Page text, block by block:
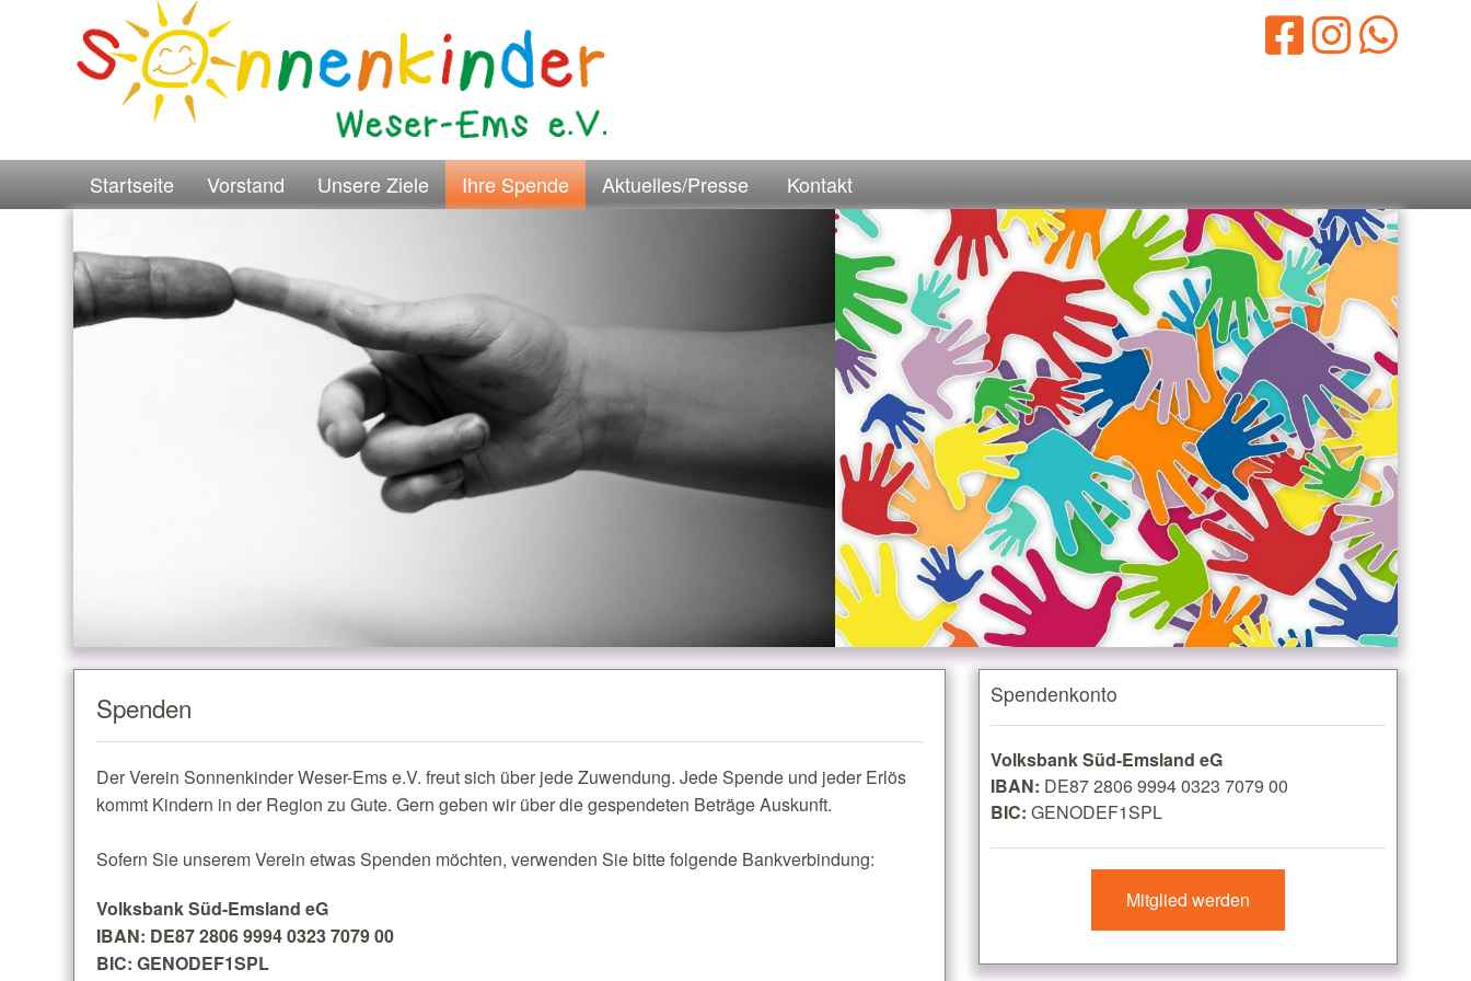
Startseite Vorstand Unsere Ziele Ihre Spende Aktuelles/Presse Kontakt
Spenden
Der Verein Sonnenkinder Weser-Ems e.V. freut sich über jede Zuwendung. Jede Spende und jeder Erlös
kommt Kindern in der Region zu Gute. Gern geben wir über die gespendeten Beträge Auskunft.
Sofern Sie unserem Verein etwas Spenden möchten, verwenden Sie bitte folgende Bankverbindung:
Volksbank Süd-Emsland eG
IBAN: DE87 2806 9994 0323 7079 00
BIC: GENODEF1SPL
Spendenkonto
Volksbank Süd-Emsland eG
IBAN: DE87 2806 9994 0323 7079 00
BIC: GENODEF1SPL
Mitglied werden